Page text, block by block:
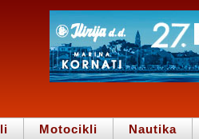
Motocikli Nautika